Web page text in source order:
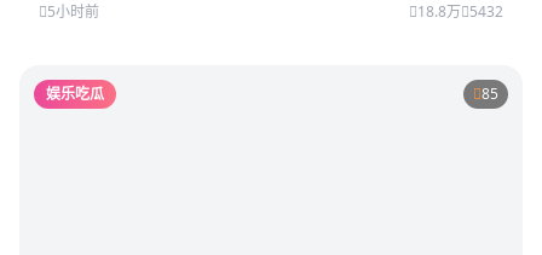
5小时前
18.8万 5432
娱乐吃瓜 85